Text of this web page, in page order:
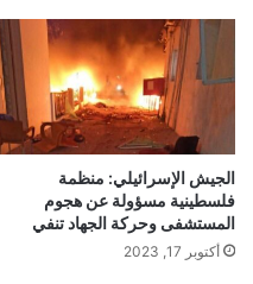
الجيش الإسرائيلي: منظمة
فلسطينية مسؤولة عن هجوم
المستشفى وحركة الجهاد تنفي
أكتوبر 17, 2023